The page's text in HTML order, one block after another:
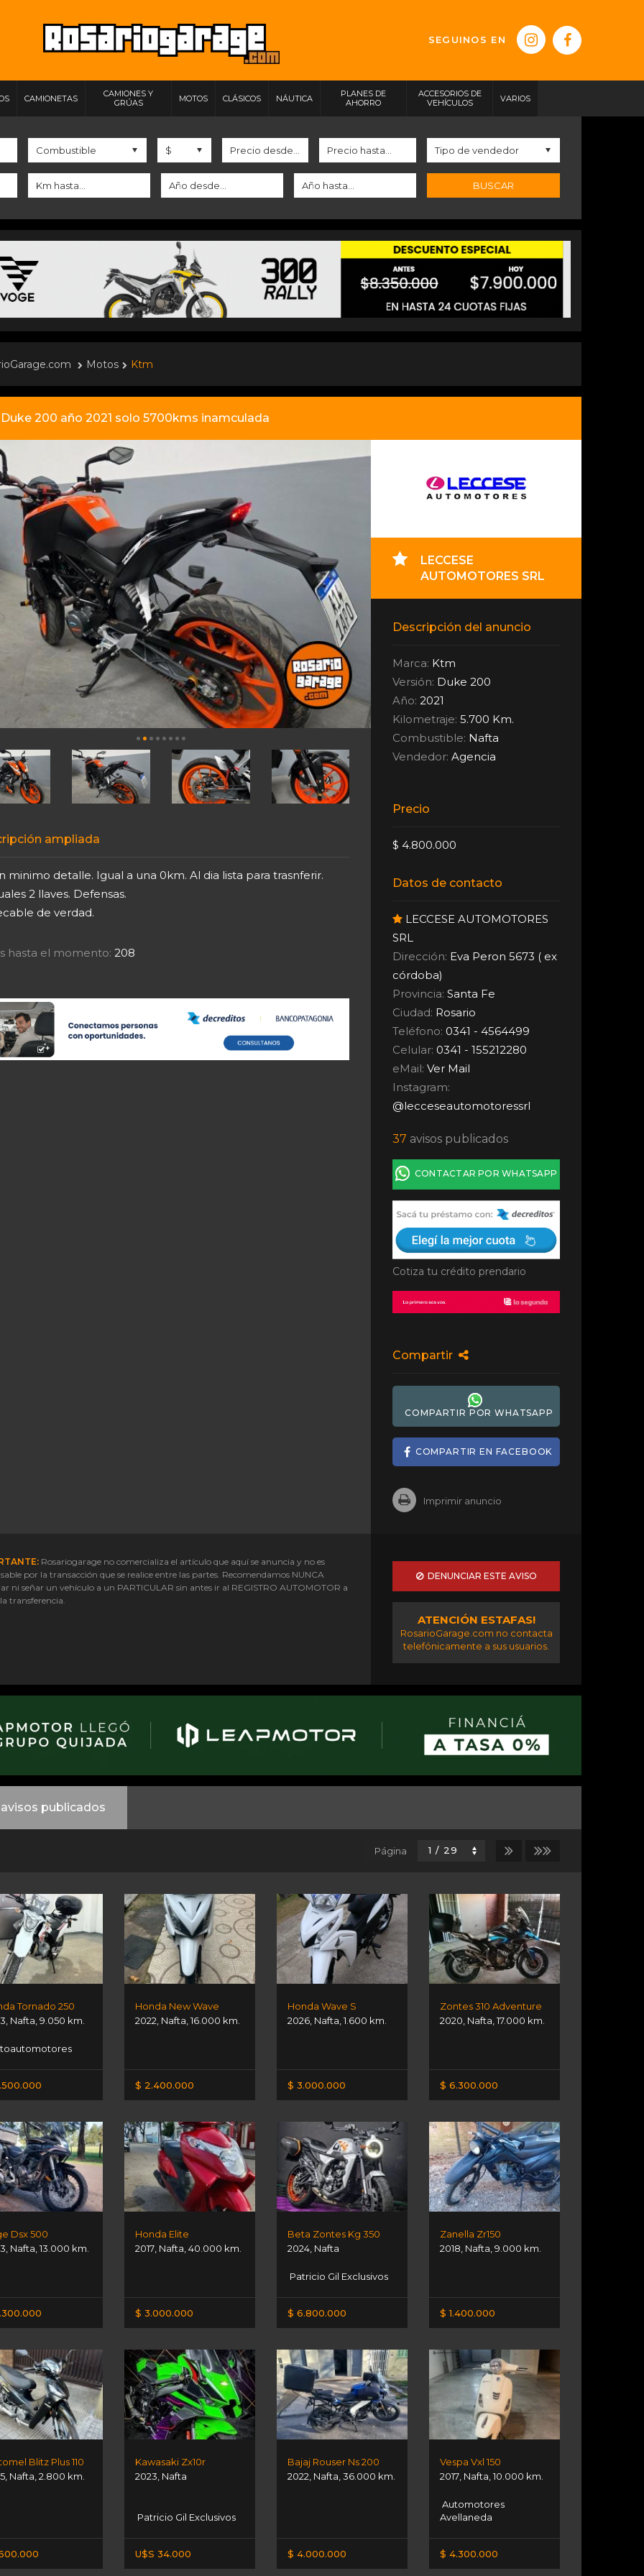
SEGUINOS EN
CAMIONETAS
CAMIONES Y
GRÚAS
MOTOS CLÁSICOS NÁUTICA
PLANES DE
AHORRO
ACCESORIOS DE
VEHÍCULOS
VARIOS
BUSCAR
Motos Ktm
Duke 200 año 2021 solo 5700kms inamculada
ampliada
minimo detalle. Igual a una 0km. Al dia lista para trasnferir.
2 llaves. Defensas.
de verdad.
hasta el momento: 208
LECCESE
AUTOMOTORES SRL
Descripción del anuncio
Marca: Ktm
Versión: Duke 200
Año: 2021
Kilometraje: 5.700 Km.
Combustible: Nafta
Vendedor: Agencia
Precio
$ 4.800.000
Datos de contacto
LECCESE AUTOMOTORES
SRL
Dirección: Eva Peron 5673 ( ex
córdoba)
Provincia:Santa Fe
Ciudad: Rosario
Teléfono: 0341 - 4564499
Celular: 0341 - 155212280
eMail:Ver Mail
Instagram:
@lecceseautomotoressrl
37 avisos publicados
CONTACTAR POR WHATSAPP
Cotiza tu crédito prendario
Compartir
COMPARTIR POR WHATSAPP
COMPARTIR EN FACEBOOK
Imprimir anuncio
Rosariogarage no comercializa el artículo que aquí se anuncia y no es
por la transacción que se realice entre las partes. Recomendamos NUNCA
ni señar un vehículo a un PARTICULAR sin antes ir al REGISTRO AUTOMOTOR a
transferencia.
DENUNCIAR ESTE AVISO
ATENCIÓN ESTAFAS!
RosarioGarage.com no contacta
telefónicamente a sus usuarios.
publicados
Página
Tornado 250
Nafta 9.050 km.
Honda New Wave
2022 Nafta ,16.000 km.
$ 2.400.000
Honda Wave S
2026 Nafta ,1.600 km.
$ 3.000.000
Zontes 310 Adventure
2020 Nafta ,17.000 km.
$ 6.300.000
Dsx 500
Nafta 13.000 km.
Honda Elite
2017 Nafta ,40.000 km.
$ 3.000.000
Beta Zontes Kg 350
2024 Nafta
Patricio Gil Exclusivos
$ 6.800.000
Zanella Zr150
2018 Nafta ,9.000 km.
$ 1.400.000
Blitz Plus 110
, Nafta 2.800 km.
Kawasaki Zx10r
2023 Nafta
Patricio Gil Exclusivos
U$S 34.000
Bajaj Rouser Ns 200
2022 Nafta ,36.000 km.
$ 4.000.000
Vespa Vxl 150
2017 Nafta ,10.000 km.
Automotores
Avellaneda
$ 4.300.000